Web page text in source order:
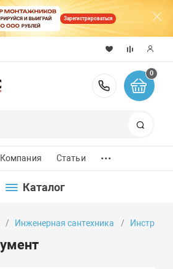
Зарегистрироваться
8 (800)
0
Компания Статьи ...
Каталог
Инженерная сантехника